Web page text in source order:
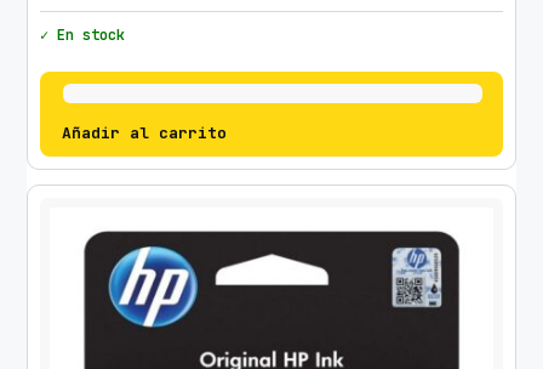
✓ En stock
Añadir al carrito